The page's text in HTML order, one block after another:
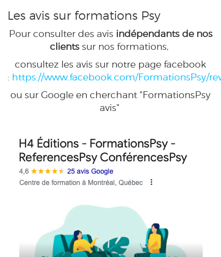
Les avis sur formations Psy
Pour consulter des avis indépendants de nos
clients sur nos formations,
consultez les avis sur notre page facebook
: https://www.facebook.com/FormationsPsy/
ou sur Google en cherchant "FormationsPsy
avis"